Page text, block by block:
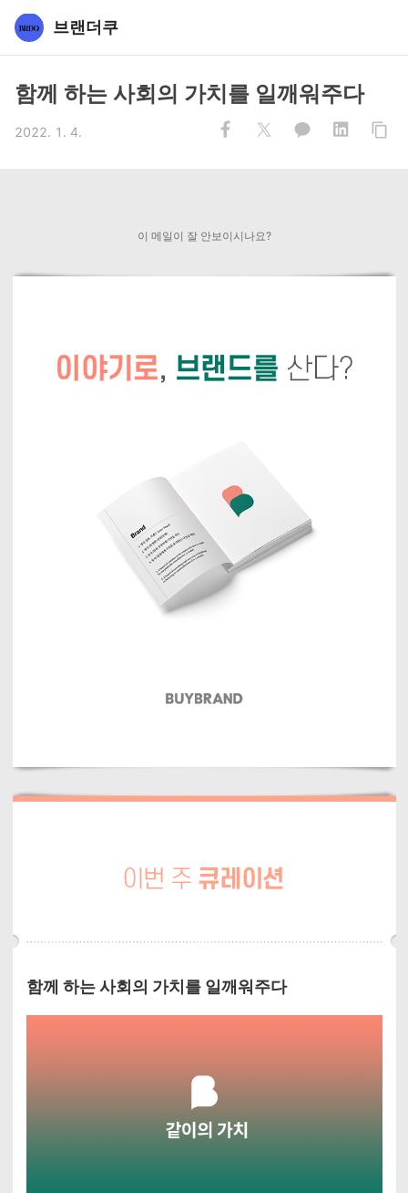
브랜더쿠
함께 하는 사회의 가치를 일깨워주다
2022. 1. 4.
이 메일이 잘 안보이시나요?
함께 하는 사회의 가치를 일깨워주다